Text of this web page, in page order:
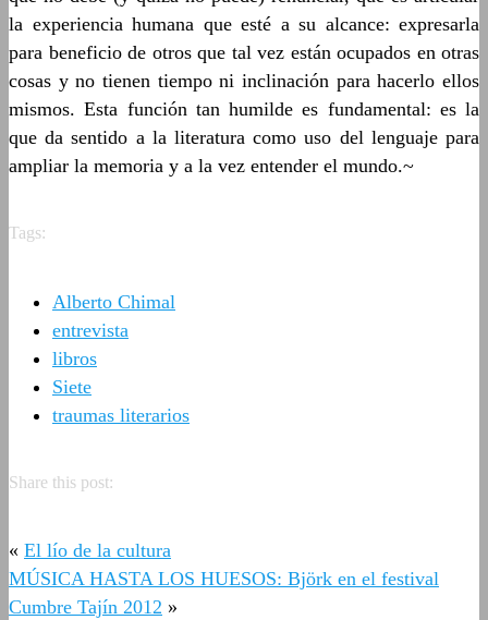
la experiencia humana que esté a su alcance: expresarla
para beneficio de otros que tal vez están ocupados en otras
cosas y no tienen tiempo ni inclinación para hacerlo ellos
mismos. Esta función tan humilde es fundamental: es la
que da sentido a la literatura como uso del lenguaje para
ampliar la memoria y a la vez entender el mundo.~
Tags:
Alberto Chimal
entrevista
libros
Siete
traumas literarios
Share this post:
« El lío de la cultura
MÚSICA HASTA LOS HUESOS: Björk en el festival
Cumbre Tajín 2012 »